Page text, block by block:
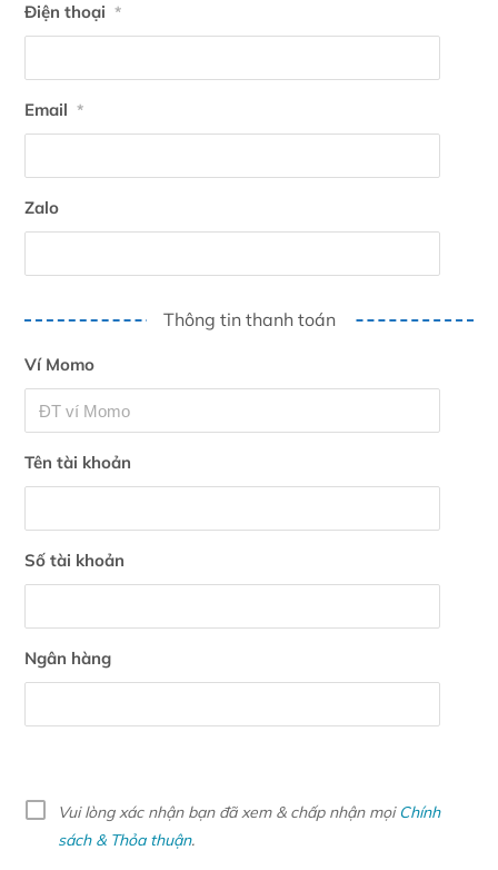
Điện thoại *
Email *
Zalo
Thông tin thanh toán
Ví Momo
Tên tài khoản
Số tài khoản
Ngân hàng
Vui lòng xác nhận bạn đã xem & chấp nhận mọiChính
sách & Thỏa thuận.